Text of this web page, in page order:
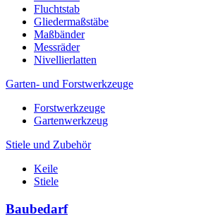
Fluchtstab
Gliedermaßstäbe
Maßbänder
Messräder
Nivellierlatten
Garten- und Forstwerkzeuge
Forstwerkzeuge
Gartenwerkzeug
Stiele und Zubehör
Keile
Stiele
Baubedarf